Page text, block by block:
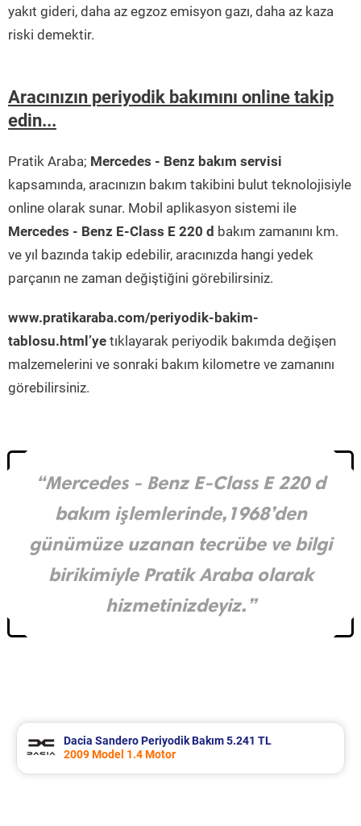
yakıt gideri, daha az egzoz emisyon gazı, daha az kaza
riski demektir.
Aracınızın periyodik bakımını online takip
edin...
Pratik Araba; Mercedes - Benz bakım servisi
kapsamında, aracınızın bakım takibini bulut teknolojisiyle
online olarak sunar. Mobil aplikasyon sistemi ile
Mercedes - Benz E-Class E 220 d bakım zamanını km.
ve yıl bazında takip edebilir, aracınızda hangi yedek
parçanın ne zaman değiştiğini görebilirsiniz.
www.pratikaraba.com/periyodik-bakim-
tablosu.html’ye tıklayarak periyodik bakımda değişen
malzemelerini ve sonraki bakım kilometre ve zamanını
görebilirsiniz.
“Mercedes - Benz E-Class E 220 d
bakım işlemlerinde,1968’den
günümüze uzanan tecrübe ve bilgi
birikimiyle Pratik Araba olarak
hizmetinizdeyiz.”
Dacia Sandero Periyodik Bakım 5.241 TL
2009 Model 1.4 Motor